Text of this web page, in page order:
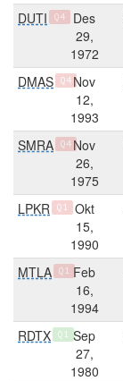
DUTI Q4
Des
29,
1972
DMAS Q4 Nov
12,
1993
SMRA Q4 Nov
26,
1975
LPKR Q1
Okt
15,
1990
MTLA Q1
Feb
16,
1994
RDTX Q1
Sep
27,
1980